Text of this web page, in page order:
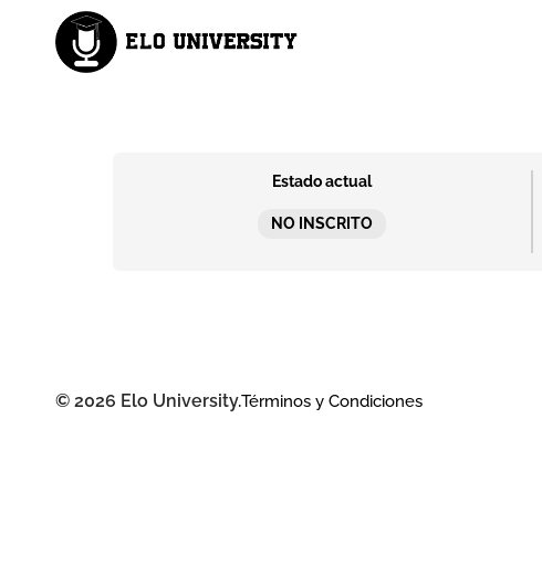
Estado actual
NO INSCRITO
© 2026 Elo University.Términos y Condiciones